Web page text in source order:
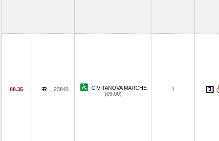
08.35 23840
CIVITANOVA MARCHE
(09.00)
1